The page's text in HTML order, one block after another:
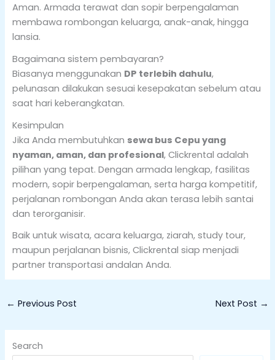
Aman. Armada terawat dan sopir berpengalaman
membawa rombongan keluarga, anak-anak, hingga
lansia.
Bagaimana sistem pembayaran?
Biasanya menggunakan DP terlebih dahulu,
pelunasan dilakukan sesuai kesepakatan sebelum atau
saat hari keberangkatan.
Kesimpulan
Jika Anda membutuhkan sewa bus Cepu yang
nyaman, aman, dan profesional, Clickrental adalah
pilihan yang tepat. Dengan armada lengkap, fasilitas
modern, sopir berpengalaman, serta harga kompetitif,
perjalanan rombongan Anda akan terasa lebih santai
dan terorganisir.
Baik untuk wisata, acara keluarga, ziarah, study tour,
maupun perjalanan bisnis, Clickrental siap menjadi
partner transportasi andalan Anda.
← Previous Post Next Post →
Search